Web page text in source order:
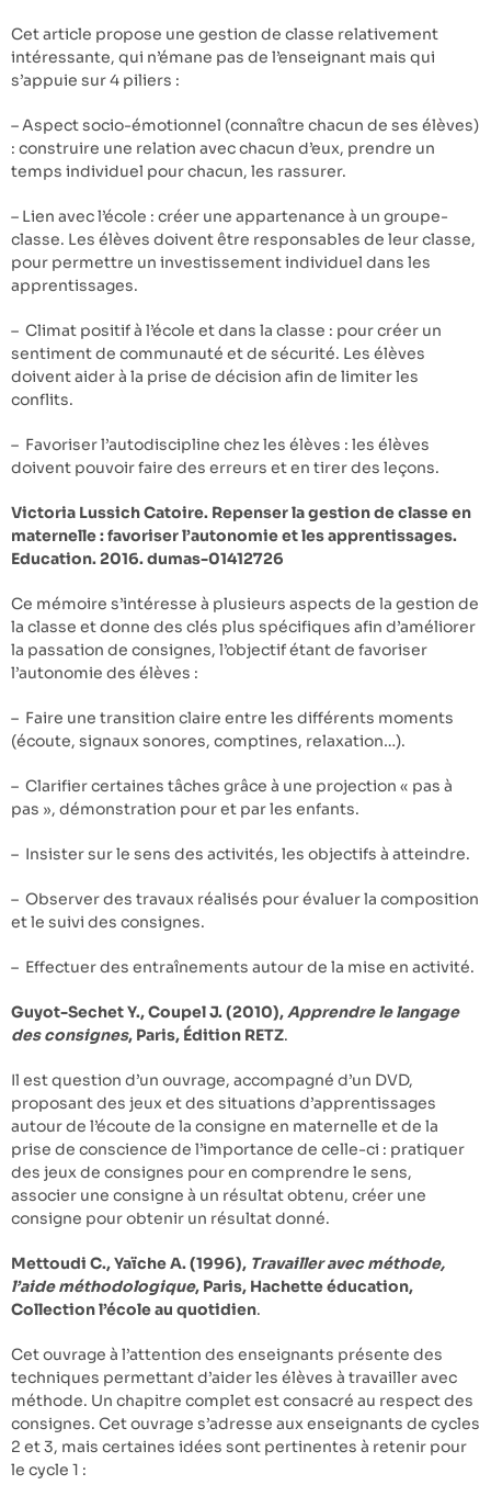
Cet article propose une gestion de classe relativement
intéressante, qui n’émane pas de l’enseignant mais qui
s’appuie sur 4 piliers :
– Aspect socio-émotionnel (connaître chacun de ses élèves)
: construire une relation avec chacun d’eux, prendre un
temps individuel pour chacun, les rassurer.
– Lien avec l’école : créer une appartenance à un groupe-
classe. Les élèves doivent être responsables de leur classe,
pour permettre un investissement individuel dans les
apprentissages.
– Climat positif à l’école et dans la classe : pour créer un
sentiment de communauté et de sécurité. Les élèves
doivent aider à la prise de décision afin de limiter les
conflits.
– Favoriser l’autodiscipline chez les élèves : les élèves
doivent pouvoir faire des erreurs et en tirer des leçons.
Victoria Lussich Catoire. Repenser la gestion de classe en
maternelle : favoriser l’autonomie et les apprentissages.
Education. 2016. dumas-01412726
Ce mémoire s’intéresse à plusieurs aspects de la gestion de
la classe et donne des clés plus spécifiques afin d’améliorer
la passation de consignes, l’objectif étant de favoriser
l’autonomie des élèves :
– Faire une transition claire entre les différents moments
(écoute, signaux sonores, comptines, relaxation…).
– Clarifier certaines tâches grâce à une projection « pas à
pas », démonstration pour et par les enfants.
– Insister sur le sens des activités, les objectifs à atteindre.
– Observer des travaux réalisés pour évaluer la composition
et le suivi des consignes.
– Effectuer des entraînements autour de la mise en activité.
Guyot-Sechet Y., Coupel J. (2010),Apprendre le langage
des consignes, Paris, Édition RETZ.
Il est question d’un ouvrage, accompagné d’un DVD,
proposant des jeux et des situations d’apprentissages
autour de l’écoute de la consigne en maternelle et de la
prise de conscience de l’importance de celle-ci : pratiquer
des jeux de consignes pour en comprendre le sens,
associer une consigne à un résultat obtenu, créer une
consigne pour obtenir un résultat donné.
Mettoudi C., Yaïche A. (1996), Travailler avec méthode,
l’aide méthodologique, Paris, Hachette éducation,
Collection l’école au quotidien.
Cet ouvrage à l’attention des enseignants présente des
techniques permettant d’aider les élèves à travailler avec
méthode. Un chapitre complet est consacré au respect des
consignes. Cet ouvrage s’adresse aux enseignants de cycles
2 et 3, mais certaines idées sont pertinentes à retenir pour
le cycle 1 :